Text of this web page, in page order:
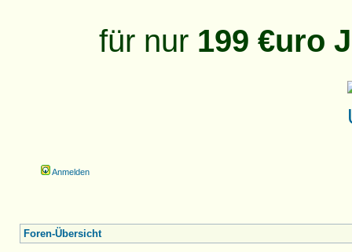
für nur 199 €uro
Anmelden
Foren-Übersicht